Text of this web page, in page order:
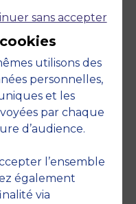
sans accepter
utilisons des
personnelles,
et les
par chaque
d’audience.
l’ensemble
également
via